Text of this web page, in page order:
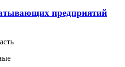
предприятий